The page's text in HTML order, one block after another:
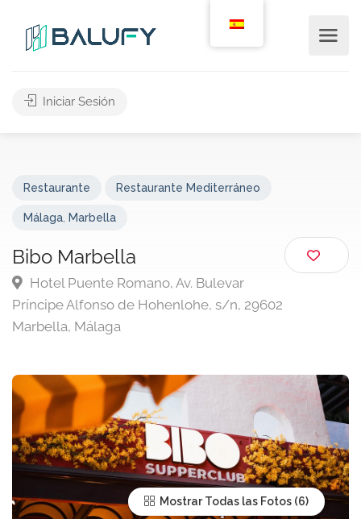
Iniciar Sesión
Restaurante Restaurante Mediterráneo
Málaga Marbella
Bibo Marbella
Hotel Puente Romano, Av. Bulevar
Príncipe Alfonso de Hohenlohe, s/n, 29602
Marbella, Málaga
Mostrar Todas las Fotos